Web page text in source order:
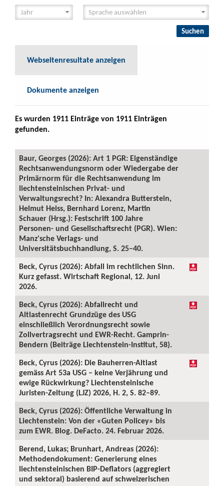
Webseitenresultate anzeigen
Dokumente anzeigen
Es wurden 1911 Einträge von 1911 Einträgen
gefunden.
Baur, Georges (2026): Art 1 PGR: Eigenständige
Rechtsanwendungsnorm oder Wiedergabe der
Primärnorm für die Rechtsanwendung im
liechtensteinischen Privat- und
Verwaltungsrecht? In: Alexandra Butterstein,
Helmut Heiss, Bernhard Lorenz, Martin
Schauer (Hrsg.): Festschrift 100 Jahre
Personen- und Gesellschaftsrecht (PGR). Wien:
Manz'sche Verlags- und
Universitätsbuchhandlung, S. 25–40.
Beck, Cyrus (2026): Abfall im rechtlichen Sinn.
Kurz gefasst. Wirtschaft Regional, 12. Juni
2026.
Beck, Cyrus (2026): Abfallrecht und
Altlastenrecht Grundzüge des USG
einschließlich Verordnungsrecht sowie
Zollvertragsrecht und EWR-Recht. Gamprin-
Bendern (Beiträge Liechtenstein-Institut, 58).
Beck, Cyrus (2026): Die Bauherren-Altlast
gemäss Art 53a USG – keine Verjährung und
ewige Rückwirkung? Liechtensteinische
Juristen-Zeitung (LJZ) 2026, H. 2, S. 82–89.
Beck, Cyrus (2026): Öffentliche Verwaltung in
Liechtenstein: Von der «Guten Policey» bis
zum EWR. Blog. DeFacto. 24. Februar 2026.
Berend, Lukas; Brunhart, Andreas (2026):
Methodendokument: Generierung eines
liechtensteinischen BIP-Deflators (aggregiert
und sektoral) basierend auf schweizerischen